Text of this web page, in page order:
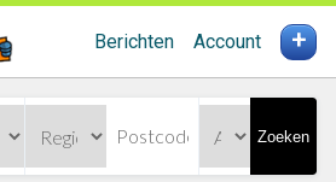
Berichten Account +
Zoeken